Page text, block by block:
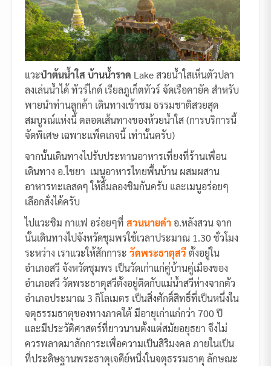
แวะป่าต้นน้ำใส บ้านน้ำราด Lake สวยน้ำใสเห็นตัวปลา
ลงเล่นน้ำได้ ทัวร์ไกด์ เรียลภูเก็ตทัวร์ จัดเรือคายัค สำหรับ
พายนำท่านลูกค้า เดินทางเข้าชม ธรรมชาติสวยสุด
สมบูรณ์แห่งนี้ ตลอดเส้นทางของห้วยน้ำใส (การบริการนี้
จัดพิเศษ เฉพาะแพ็คเกจนี้ เท่านั้นครับ)
จากนั้นเดินทางไปรับประทานอาหารเที่ยงที่ร้านเพื่อน
เดินทาง อ.ไชยา เมนูอาหารไทยพื้นบ้าน ผสมผสาน
อาหารทะเลสดๆ ให้ลิ้มลองชิมกันครับ และเมนูอร่อยๆ
เลือกสั่งได้ครับ
ไปแวะชิม กาแฟ อร่อยๆที่ สวนนายดำอ.หลังสวน จาก
นั้นเดินทางไปจังหวัดชุมพรใช้เวลาประมาณ 1.30 ชั่วโมง
ระหว่าง เราแวะให้สักการะ วัดพระธาตุสวี ตั้งอยู่ใน
อำเภอสวี จังหวัดชุมพร เป็นวัดเก่าแก่คู่บ้านคู่เมืองของ
อำเภอสวี วัดพระธาตุสวีตั้งอยู่ติดกับแม่น้ำสวีห่างจากตัว
อำเภอประมาณ 3 กิโลเมตร เป็นสิ่งศักดิ์สิทธิ์ที่เป็นหนึ่งใน
จตุธรรมธาตุของทางภาคใต้ มีอายุเก่าแก่กว่า 700 ปี
และมีประวัติศาสตร์ที่ยาวนานตั้งแต่สมัยอยุธยา จึงไม่
ควรพลาดมาสักการะเพื่อความเป็นสิริมงคล ภายในเป็น
ที่ประดิษฐานพระธาตุเจดีย์หนึ่งในจตุธรรมธาตุ ลักษณะ